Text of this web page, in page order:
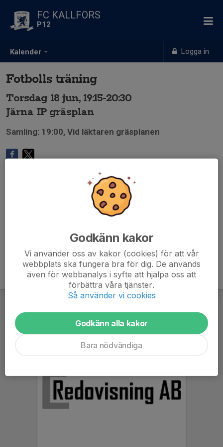
Kalender Logga in
FC KALLFORS
P12
Fotbolls träning
Torsdag 18 jun, 19:15-20:30
Järna IP gräsplan
Samling: 19:00, Vid läktaren gräsplanen
Godkänn kakor
Vi använder oss av kakor (cookies) för att vår
webbplats ska fungera bra för dig. De används
även för webbanalys i syfte att hjälpa oss att
förbättra våra tjänster.
Så använder vi cookies
Godkänn alla kakor
Bara nödvändiga